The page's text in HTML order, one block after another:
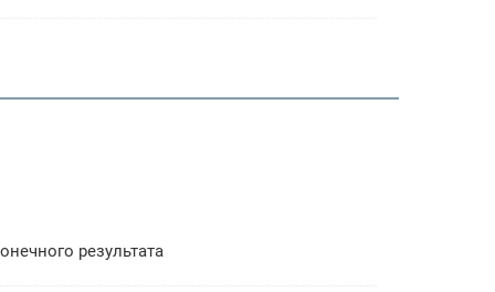
результата